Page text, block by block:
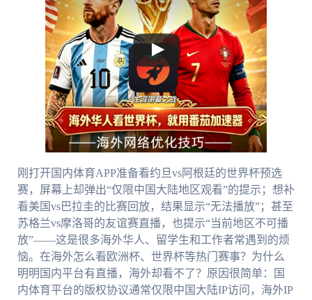
刚打开国内体育APP准备看约旦vs阿根廷的世界杯预选
赛，屏幕上却弹出“仅限中国大陆地区观看”的提示；想补
看美国vs巴拉圭的比赛回放，结果显示“无法播放”；甚至
苏格兰vs摩洛哥的友谊赛直播，也提示“当前地区不可播
放”——这是很多海外华人、留学生和工作者常遇到的烦
恼。在海外怎么看欧洲杯、世界杯等热门赛事？为什么
明明国内平台有直播，海外却看不了？原因很简单：国
内体育平台的版权协议通常仅限中国大陆IP访问，海外IP